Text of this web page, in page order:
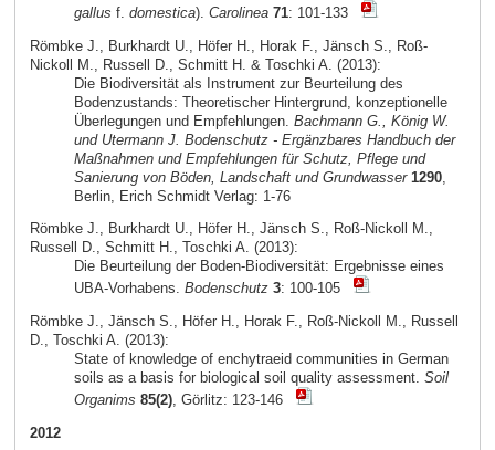
gallus f. domestica). Carolinea 71: 101-133
Römbke J., Burkhardt U., Höfer H., Horak F., Jänsch S., Roß-
Nickoll M., Russell D., Schmitt H. & Toschki A. (2013):
Die Biodiversität als Instrument zur Beurteilung des
Bodenzustands: Theoretischer Hintergrund, konzeptionelle
Überlegungen und Empfehlungen. Bachmann G., König W.
und Utermann J. Bodenschutz - Ergänzbares Handbuch der
Maßnahmen und Empfehlungen für Schutz, Pflege und
Sanierung von Böden, Landschaft und Grundwasser 1290,
Berlin, Erich Schmidt Verlag: 1-76
Römbke J., Burkhardt U., Höfer H., Jänsch S., Roß-Nickoll M.,
Russell D., Schmitt H., Toschki A. (2013):
Die Beurteilung der Boden-Biodiversität: Ergebnisse eines
UBA-Vorhabens. Bodenschutz 3: 100-105
Römbke J., Jänsch S., Höfer H., Horak F., Roß-Nickoll M., Russell
D., Toschki A. (2013):
State of knowledge of enchytraeid communities in German
soils as a basis for biological soil quality assessment. Soil
Organims 85(2), Görlitz: 123-146
2012